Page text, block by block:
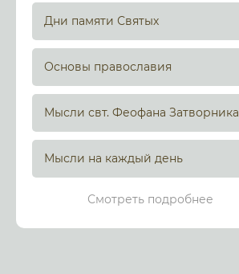
Дни памяти Святых
Основы православия
Мысли свт. Феофана Затворника
Мысли на каждый день
Смотреть подробнее